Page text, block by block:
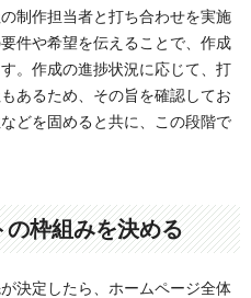
制作担当者と打ち合わせを実施
件や希望を伝えることで、作成
。作成の進捗状況に応じて、打
あるため、その旨を確認してお
どを固めると共に、この段階で
枠組みを決める
決定したら、ホームページ全体